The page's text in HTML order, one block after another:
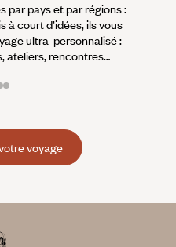
par pays et par régions :
à court d’idées, ils vous
ultra-personnalisé :
ateliers, rencontres…
voyage